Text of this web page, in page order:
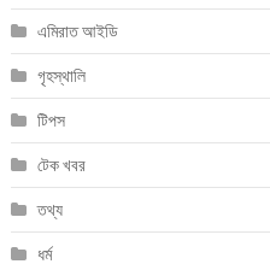
এমিরাত আইডি
গৃহস্থালি
টিপস
টেক খবর
তথ্য
ধর্ম